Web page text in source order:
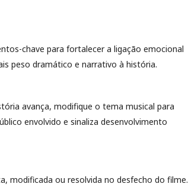
chave para fortalecer a ligação emocional
peso dramático e narrativo à história.
avança, modifique o tema musical para
envolvido e sinaliza desenvolvimento
modificada ou resolvida no desfecho do filme.